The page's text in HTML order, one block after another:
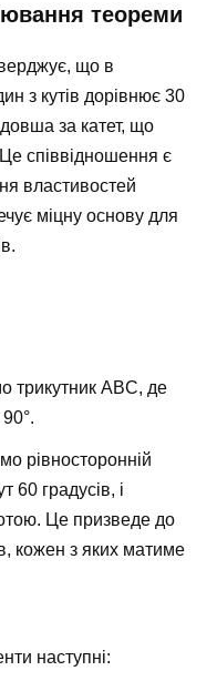
теореми
що в
з кутів дорівнює 30
довша за катет, що
співвідношення є
властивостей
міцну основу для
трикутник ABC, де
рівносторонній
60 градусів, і
Це призведе до
кожен з яких матиме
наступні: